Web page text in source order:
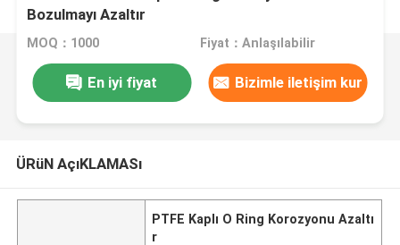
Bozulmayı Azaltır
MOQ：1000 Fiyat：Anlaşılabilir
En iyi fiyat Bizimle iletişim kur
ÜRüN AçıKLAMASı
PTFE Kaplı O Ring Korozyonu Azaltı
r